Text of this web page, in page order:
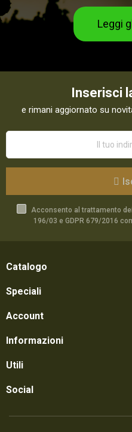
Leggi
Inserisci
e rimani aggiornato su
Acconsento al trattamento
196/03 e GDPR 679/2016
Catalogo
Speciali
Account
Informazioni
Utili
Social